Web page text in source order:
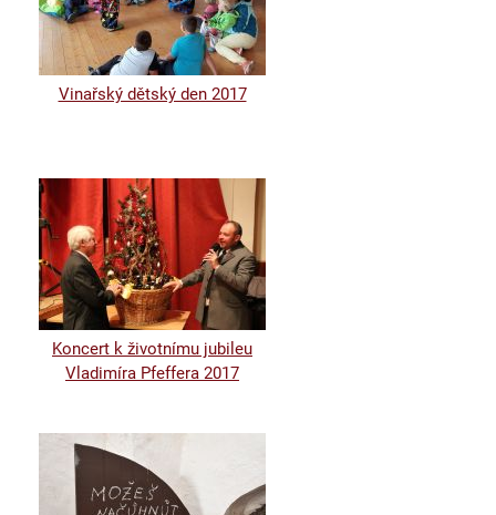
Vinařský dětský den 2017
Koncert k životnímu jubileu
Vladimíra Pfeffera 2017